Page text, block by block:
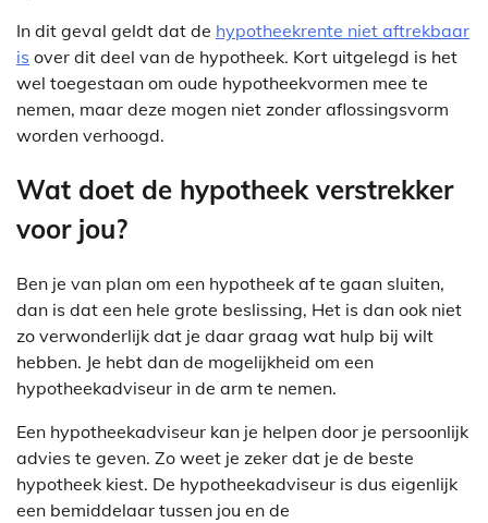
In dit geval geldt dat de hypotheekrente niet aftrekbaar
is over dit deel van de hypotheek. Kort uitgelegd is het
wel toegestaan om oude hypotheekvormen mee te
nemen, maar deze mogen niet zonder aflossingsvorm
worden verhoogd.
Wat doet de hypotheek verstrekker
voor jou?
Ben je van plan om een hypotheek af te gaan sluiten,
dan is dat een hele grote beslissing, Het is dan ook niet
zo verwonderlijk dat je daar graag wat hulp bij wilt
hebben. Je hebt dan de mogelijkheid om een
hypotheekadviseur in de arm te nemen.
Een hypotheekadviseur kan je helpen door je persoonlijk
advies te geven. Zo weet je zeker dat je de beste
hypotheek kiest. De hypotheekadviseur is dus eigenlijk
een bemiddelaar tussen jou en de